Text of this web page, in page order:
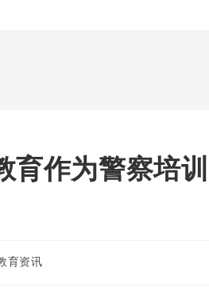
育作为警察培训
育资讯